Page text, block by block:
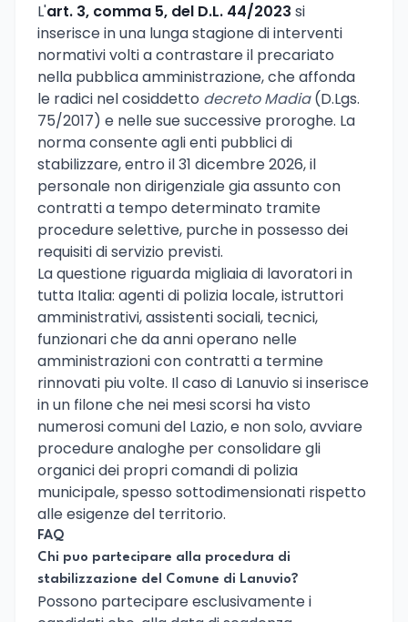
L'art. 3, comma 5, del D.L. 44/2023 si
inserisce in una lunga stagione di interventi
normativi volti a contrastare il precariato
nella pubblica amministrazione, che affonda
le radici nel cosiddetto decreto Madia(D.Lgs.
75/2017) e nelle sue successive proroghe. La
norma consente agli enti pubblici di
stabilizzare, entro il 31 dicembre 2026, il
personale non dirigenziale gia assunto con
contratti a tempo determinato tramite
procedure selettive, purche in possesso dei
requisiti di servizio previsti.
La questione riguarda migliaia di lavoratori in
tutta Italia: agenti di polizia locale, istruttori
amministrativi, assistenti sociali, tecnici,
funzionari che da anni operano nelle
amministrazioni con contratti a termine
rinnovati piu volte. Il caso di Lanuvio si inserisce
in un filone che nei mesi scorsi ha visto
numerosi comuni del Lazio, e non solo, avviare
procedure analoghe per consolidare gli
organici dei propri comandi di polizia
municipale, spesso sottodimensionati rispetto
alle esigenze del territorio.
FAQ
Chi puo partecipare alla procedura di
stabilizzazione del Comune di Lanuvio?
Possono partecipare esclusivamente i